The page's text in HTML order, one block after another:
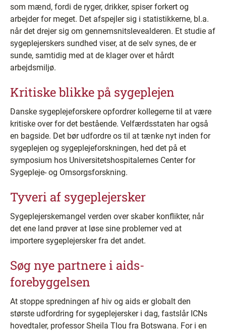
som mænd, fordi de ryger, drikker, spiser forkert og
arbejder for meget. Det afspejler sig i statistikkerne, bl.a.
når det drejer sig om gennemsnitslevealderen. Et studie af
sygeplejerskers sundhed viser, at de selv synes, de er
sunde, samtidig med at de klager over et hårdt
arbejdsmiljø.
Kritiske blikke på sygeplejen
Danske sygeplejeforskere opfordrer kollegerne til at være
kritiske over for det bestående. Velfærdsstaten har også
en bagside. Det bør udfordre os til at tænke nyt inden for
sygeplejen og sygeplejeforskningen, hed det på et
symposium hos Universitetshospitalernes Center for
Sygepleje- og Omsorgsforskning.
Tyveri af sygeplejersker
Sygeplejerskemangel verden over skaber konflikter, når
det ene land prøver at løse sine problemer ved at
importere sygeplejersker fra det andet.
Søg nye partnere i aids-
forebyggelsen
At stoppe spredningen af hiv og aids er globalt den
største udfordring for sygeplejersker i dag, fastslår ICNs
hovedtaler, professor Sheila Tlou fra Botswana. For i en